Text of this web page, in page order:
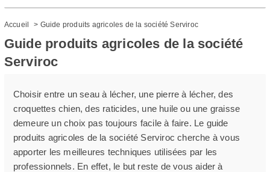
Accueil > Guide produits agricoles de la société Serviroc
Guide produits agricoles de la société
Serviroc
Choisir entre un seau à lécher, une pierre à lécher, des
croquettes chien, des raticides, une huile ou une graisse
demeure un choix pas toujours facile à faire. Le guide
produits agricoles de la société Serviroc cherche à vous
apporter les meilleures techniques utilisées par les
professionnels. En effet, le but reste de vous aider à